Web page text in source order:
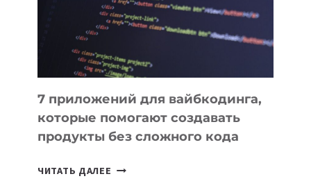
РАБОТЫ
7 приложений для вайбкодинга,
которые помогают создавать
продукты без сложного кода
ЧИТАТЬ ДАЛЕЕ